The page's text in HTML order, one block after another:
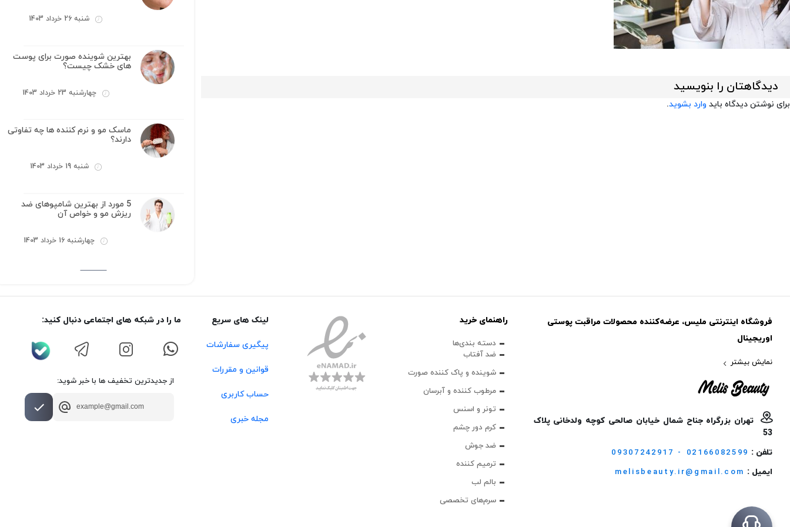
دیدگاهتان را بنویسید
برای نوشتن دیدگاه باید وارد بشوید.
شنبه 26 خرداد 1403
بهترین شوینده صورت برای پوست
های خشک چیست؟
چهارشنبه 23 خرداد 1403
ماسک مو و نرم کننده ها چه تفاوتی
دارند؟
شنبه 19 خرداد 1403
5 مورد از بهترین شامپوهای ضد
ریزش مو و خواص آن
چهارشنبه 16 خرداد 1403
فروشگاه اینترنتی ملیس، عرضه‌کننده محصولات مراقبت پوستی
اوریجینال
نمایش بیشتر
تهران بزرگراه جناح شمال خیابان صالحی کوچه ولدخانی پلاک
53
تلفن : 09307242917 - 02166082599
ایمیل : melisbeauty.ir@gmail.com
راهنمای خرید
دسته بندی‌ها
ضد آفتاب
شوینده و پاک‌ کننده صورت
مرطوب کننده و آبرسان
تونر و اسنس
کرم دور چشم
ضد جوش
ترمیم کننده
بالم لب
سرم‌های تخصصی
لینک های سریع
پیگیری سفارشات
قوانین و مقررات
حساب کاربری
مجله خبری
ما را در شبکه های اجتماعی دنبال کنید:
از جدیدترین تخفیف ها با خبر شوید: